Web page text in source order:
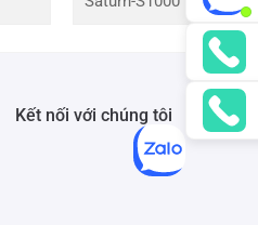
Kết nối với chúng tôi